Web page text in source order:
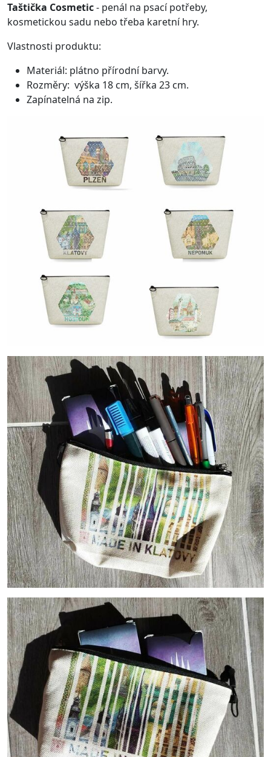
Taštička Cosmetic- penál na psací potřeby,
kosmetickou sadu nebo třeba karetní hry.
Vlastnosti produktu:
Materiál: plátno přírodní barvy.
Rozměry: výška 18 cm, šířka 23 cm.
Zapínatelná na zip.